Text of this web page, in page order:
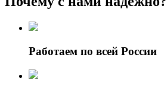
Работаем по всей России